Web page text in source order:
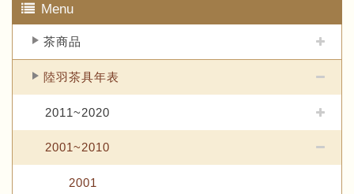
Menu
茶商品
陸羽茶具年表
2011~2020
2001~2010
2001